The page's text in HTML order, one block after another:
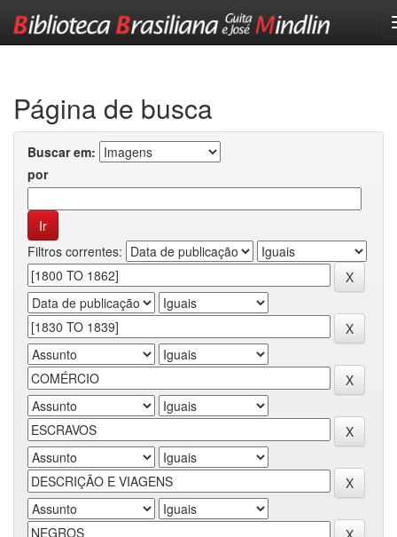
Página de busca
Buscar em:
por
Filtros correntes: